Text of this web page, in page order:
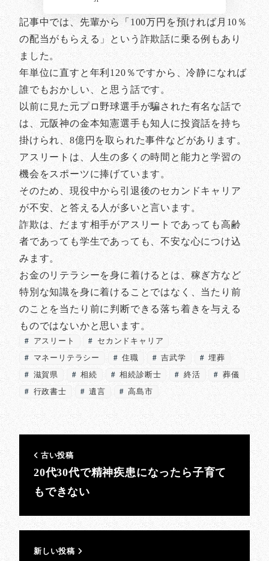
記事中では、先輩から「100万円を預ければ月10％
の配当がもらえる」という詐欺話に乗る例もあり
ました。
年単位に直すと年利120％ですから、冷静になれば
誰でもおかしい、と思う話です。
以前に見た元プロ野球選手が騙された有名な話で
は、元阪神の金本知憲選手も知人に投資話を持ち
掛けられ、8億円を取られた事件などがあります。
アスリートは、人生の多くの時間と能力と学習の
機会をスポーツに捧げています。
そのため、現役中から引退後のセカンドキャリア
が不安、と答える人が多いと言います。
詐欺は、だます相手がアスリートであっても高齢
者であっても学生であっても、不安な心につけ込
みます。
お金のリテラシーを身に着けるとは、稼ぎ方など
特別な知識を身に着けることではなく、当たり前
のことを当たり前に判断できる落ち着きを与える
ものではないかと思います。
アスリート
セカンドキャリア
マネーリテラシー
住職 吉武学
埋葬
滋賀県
相続 相続診断士 終活
葬儀
行政書士
遺言 高島市
古い投稿
20代30代で精神疾患になったら子育て
もできない
新しい投稿